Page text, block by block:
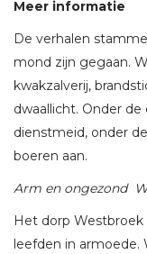
Meer informatie
De verhalen
mond zijn gegaan.
kwakzalverij,
dwaallicht. Onder
dienstmeid, onder
boeren aan.
Arm en ongezond
Het dorp
leefden in